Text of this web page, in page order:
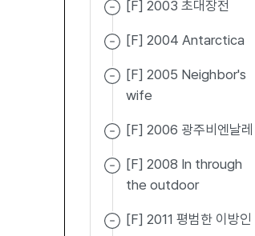
[F] 2003 초대장전
[F] 2004 Antarctica
[F] 2005 Neighbor's
wife
[F] 2006 광주비엔날레
[F] 2008 In through
the outdoor
[F] 2011 평범한 이방인